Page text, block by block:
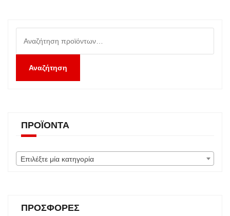
για:
Αναζήτηση
ΠΡΟΪΌΝΤΑ
Επιλέξτε μία κατηγορία
ΠΡΟΣΦΟΡΈΣ